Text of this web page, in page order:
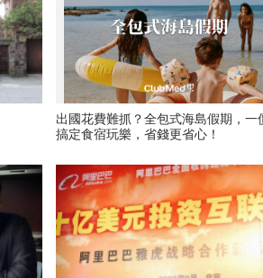
出國花費難抓？全包式海島假期，一
搞定食宿玩樂，省錢更省心！